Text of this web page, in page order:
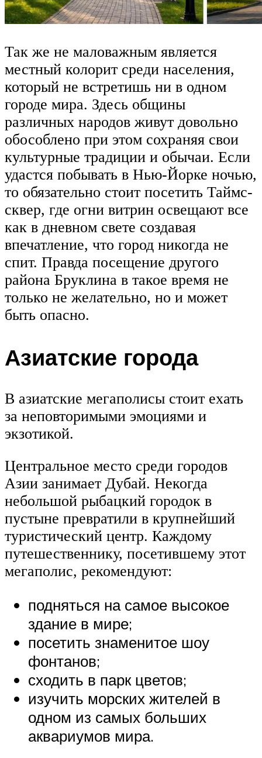
Так же не маловажным является
местный колорит среди населения,
который не встретишь ни в одном
городе мира. Здесь общины
различных народов живут довольно
обособлено при этом сохраняя свои
культурные традиции и обычаи. Если
удастся побывать в Нью-Йорке ночью,
то обязательно стоит посетить Таймс-
сквер, где огни витрин освещают все
как в дневном свете создавая
впечатление, что город никогда не
спит. Правда посещение другого
района Бруклина в такое время не
только не желательно, но и может
быть опасно.
Азиатские города
В азиатские мегаполисы стоит ехать
за неповторимыми эмоциями и
экзотикой.
Центральное место среди городов
Азии занимает Дубай. Некогда
небольшой рыбацкий городок в
пустыне превратили в крупнейший
туристический центр. Каждому
путешественнику, посетившему этот
мегаполис, рекомендуют:
подняться на самое высокое
здание в мире;
посетить знаменитое шоу
фонтанов;
сходить в парк цветов;
изучить морских жителей в
одном из самых больших
аквариумов мира.